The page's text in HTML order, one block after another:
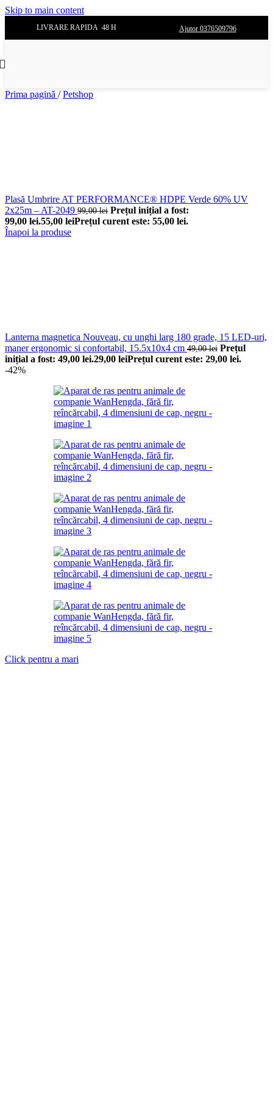
Skip to main content
LIVRARE RAPIDA 48 H Ajutor 0376509796
Prima pagină / Petshop
Plasă Umbrire AT PERFORMANCE® HDPE Verde 60% UV
2x25m – AT-2049 99,00lei Prețul inițial a fost:
99,00 lei.55,00 leiPrețul curent este: 55,00 lei.
Înapoi la produse
Lanterna magnetica Nouveau, cu unghi larg 180 grade, 15 LED-uri,
maner ergonomic si confortabil, 15.5x10x4 cm 49,00lei Prețul
inițial a fost: 49,00 lei.29,00 leiPrețul curent este: 29,00 lei.
-42%
Click pentru a mari